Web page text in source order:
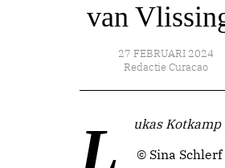
van
27 FEBRUARI 2024
Redactie Curacao
Lukas
© Sina Schlerf